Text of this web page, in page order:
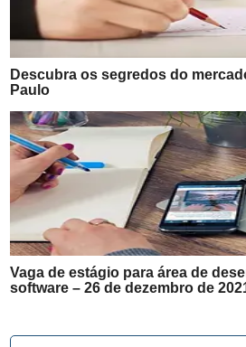
Descubra os segredos do
Paulo
Vaga de estágio para área de
software – 26 de dezembro de